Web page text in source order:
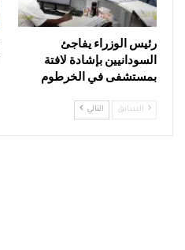
رئيس الوزراء يفاجئ
السودانيين بإشادة لافتة
بمستشفى في الخرطوم
السابق التالي